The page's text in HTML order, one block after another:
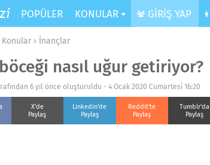
POPÜLER KONULAR GİRİŞ YAP
Konular › İnançlar
nasıl uğur getiriyor?
6 yıl önce oluşturuldu - 4 Ocak 2020 Cumartesi 16:20
X'de
Paylaş
Linkedin'de
Paylaş
Reddit'te
Paylaş
Tumblr'da
Paylaş